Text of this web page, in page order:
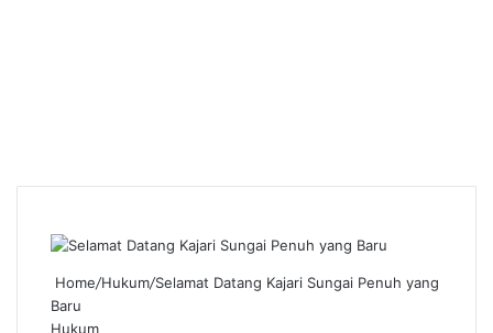
Home/Hukum/Selamat Datang Kajari Sungai Penuh yang
Baru
Hukum